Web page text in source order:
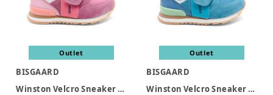
Outlet
BISGAARD
Winston Velcro Sneaker - Violet
Outlet
BISGAARD
Winston Velcro Sneaker - Sky